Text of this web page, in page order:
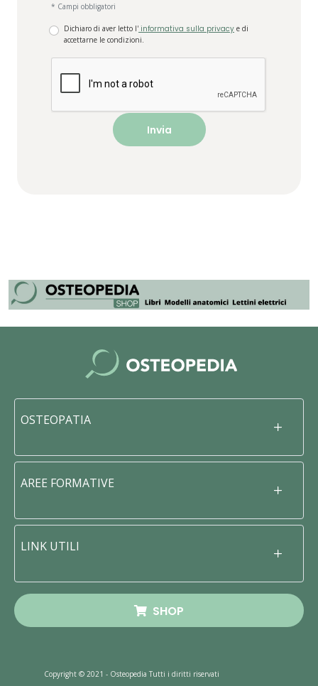
* Campi obbligatori
Dichiaro di aver letto l' informativa sulla privacy e di
accettarne le condizioni.
OSTEOPATIA
AREE FORMATIVE
LINK UTILI
SHOP
Copyright © 2021 - Osteopedia Tutti i diritti riservati